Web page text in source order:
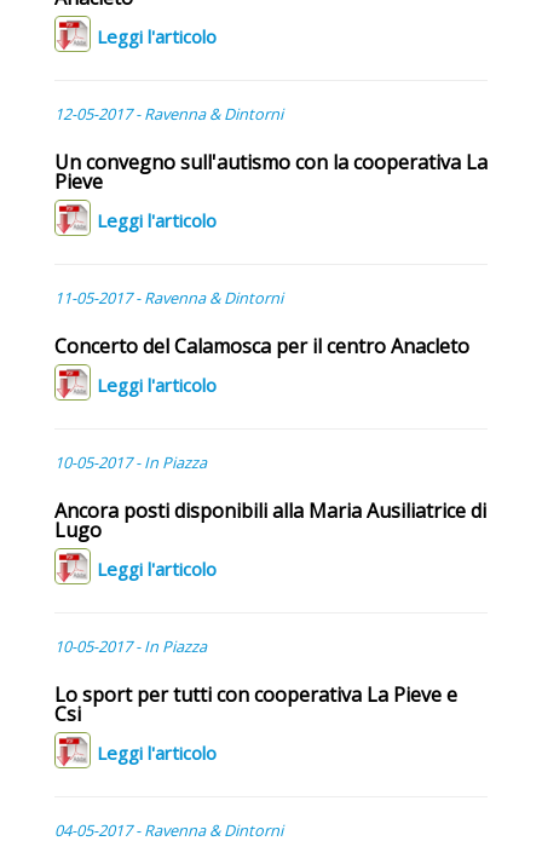
Leggi l'articolo
12-05-2017 - Ravenna & Dintorni
Un convegno sull'autismo con la cooperativa La
Pieve
Leggi l'articolo
11-05-2017 - Ravenna & Dintorni
Concerto del Calamosca per il centro Anacleto
Leggi l'articolo
10-05-2017 - In Piazza
Ancora posti disponibili alla Maria Ausiliatrice di
Lugo
Leggi l'articolo
10-05-2017 - In Piazza
Lo sport per tutti con cooperativa La Pieve e
Csi
Leggi l'articolo
04-05-2017 - Ravenna & Dintorni